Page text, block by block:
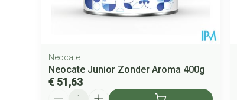
Neocate
Neocate Junior Zonder Aroma 400g
€ 51,63